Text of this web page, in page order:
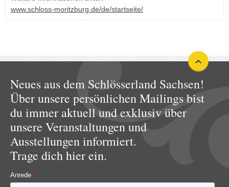
www.schloss-moritzburg.de/de/startseite/
Neues aus dem Schlösserland Sachsen!
Über unsere persönlichen Mailings bist
du immer aktuell und exklusiv über
unsere Veranstaltungen und
Ausstellungen informiert.
Trage dich hier ein.